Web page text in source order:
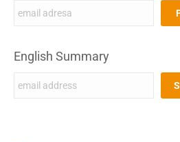
English Summary